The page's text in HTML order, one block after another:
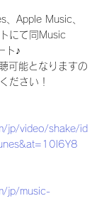
、Apple Music、
にて同Music
ト♪
可能となりますの
ださい！
jp/video/shake/id
jp/music-